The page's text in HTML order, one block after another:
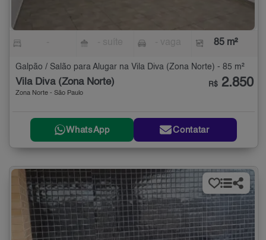
85 m²
Galpão / Salão para Alugar na Vila Diva (Zona Norte) - 85 m²
Vila Diva (Zona Norte)
Zona Norte - São Paulo
R$ 2.850
WhatsApp Contatar